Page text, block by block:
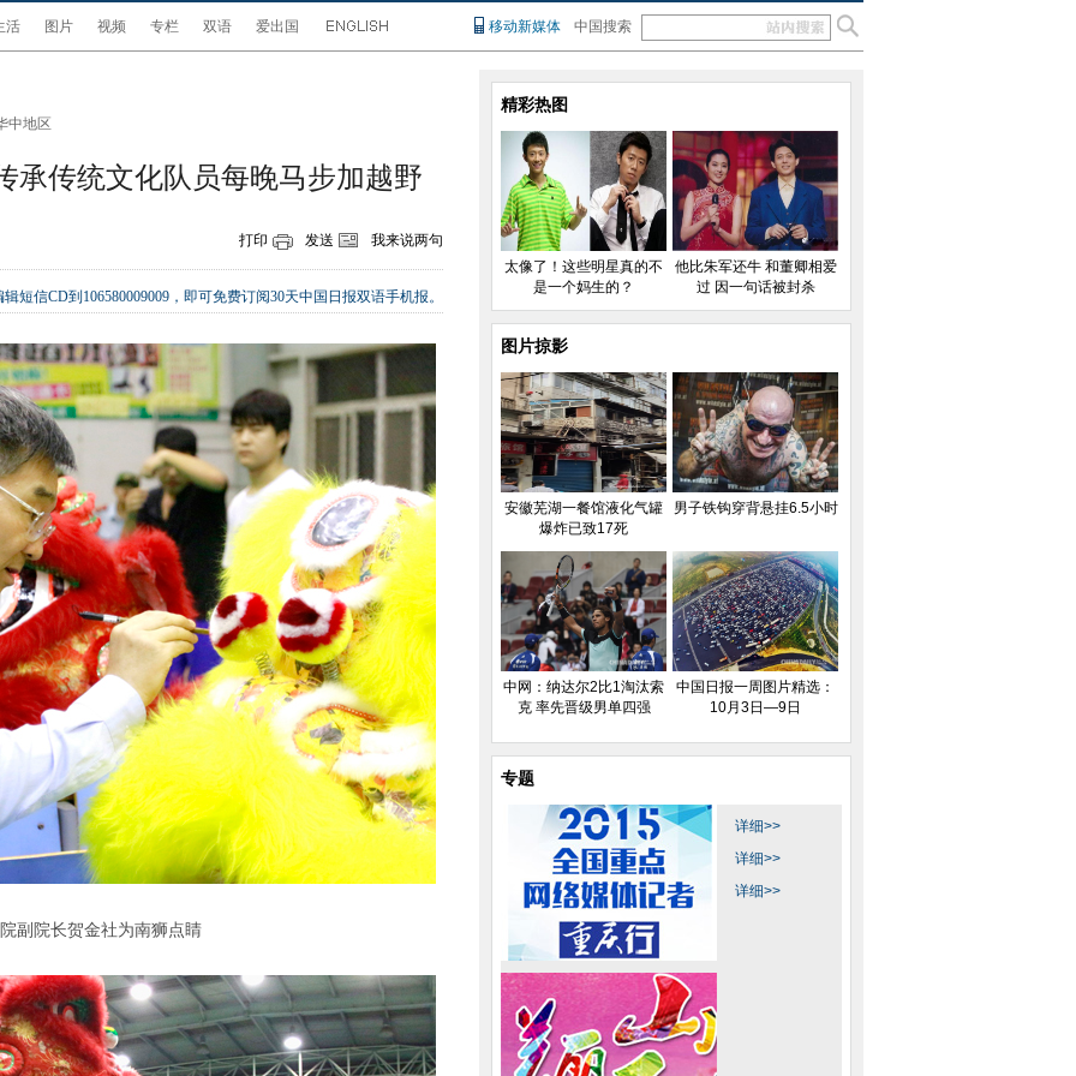
活 图片 视频 专栏 双语 爱出国 移动新媒体 中国搜索
中地区
承传统文化队员每晚马步加越野
打印 发送 我来说两句
短信CD到106580009009，即可免费订阅30天中国日报双语手机报。
副院长贺金社为南狮点睛
精彩热图
太像了！这些明星真的不
是一个妈生的？
他比朱军还牛 和董卿相爱
过 因一句话被封杀
图片掠影
安徽芜湖一餐馆液化气罐
爆炸已致17死
男子铁钩穿背悬挂6.5小时
中网：纳达尔2比1淘汰索
克 率先晋级男单四强
中国日报一周图片精选：
10月3日—9日
专题
详细>>
详细>>
详细>>